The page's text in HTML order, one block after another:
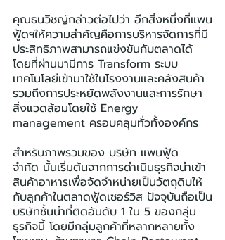
คุณธนวิชญ์กล่าวต่อไปว่า อีกสิ่งหนึ่งที่แพน
ฟู้ดฯให้ความสำคัญคือการบริหารจัดการที่มี
ประสิทธิภาพสามารถแข่งขันกับตลาดได้
โดยที่ผ่านมามีการ Transform ระบบ
เทคโนโลยีเข้ามาใช้ในโรงงานและคลังสินค้า
รวมถึงการประหยัดพลังงานและการรักษา
สิ่งแวดล้อมโดยใช้ Energy
management ครอบคลุมทั่วทั้งองค์กร
สำหรับภาพรวมของ บริษัท แพนฟู้ด
จำกัด นั้นเริ่มต้นจากการดำเนินธุรกิจนำเข้า
สินค้าอาหารเพื่อจัดจำหน่ายเป็นวัตถุดิบให้
กับลูกค้าในตลาดฟู้ดเซอร์วิส ปัจจุบันถือเป็น
บริษัทชั้นนำที่ติดอันดับ 1 ใน 5 ของกลุ่ม
ธุรกิจนี้ โดยมีกลุ่มลูกค้าที่หลากหลายทั้ง